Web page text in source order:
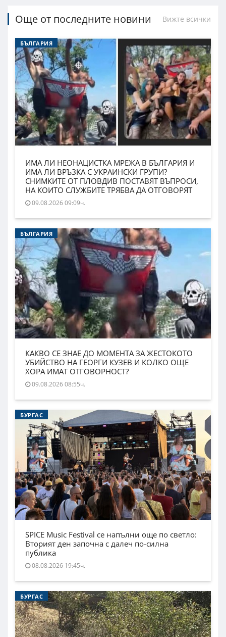
Още от последните новини Вижте всички
БЪЛГАРИЯ
ИМА ЛИ НЕОНАЦИСТКА МРЕЖА В БЪЛГАРИЯ И
ИМА ЛИ ВРЪЗКА С УКРАИНСКИ ГРУПИ?
СНИМКИТЕ ОТ ПЛОВДИВ ПОСТАВЯТ ВЪПРОСИ,
НА КОИТО СЛУЖБИТЕ ТРЯБВА ДА ОТГОВОРЯТ
09.08.2026 09:09ч.
БЪЛГАРИЯ
КАКВО СЕ ЗНАЕ ДО МОМЕНТА ЗА ЖЕСТОКОТО
УБИЙСТВО НА ГЕОРГИ КУЗЕВ И КОЛКО ОЩЕ
ХОРА ИМАТ ОТГОВОРНОСТ?
09.08.2026 08:55ч.
БУРГАС
SPICE Music Festival се напълни още по светло:
Вторият ден започна с далеч по-силна
публика
08.08.2026 19:45ч.
БУРГАС